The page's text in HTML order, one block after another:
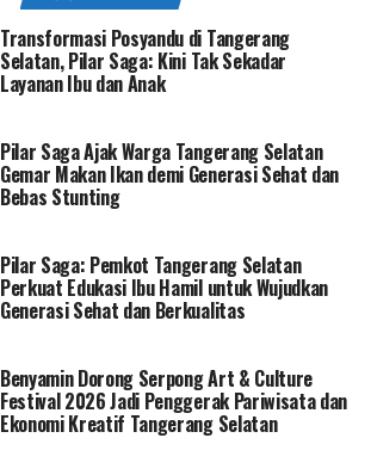
Transformasi Posyandu di Tangerang
Selatan, Pilar Saga: Kini Tak Sekadar
Layanan Ibu dan Anak
Pilar Saga Ajak Warga Tangerang Selatan
Gemar Makan Ikan demi Generasi Sehat dan
Bebas Stunting
Pilar Saga: Pemkot Tangerang Selatan
Perkuat Edukasi Ibu Hamil untuk Wujudkan
Generasi Sehat dan Berkualitas
Benyamin Dorong Serpong Art & Culture
Festival 2026 Jadi Penggerak Pariwisata dan
Ekonomi Kreatif Tangerang Selatan